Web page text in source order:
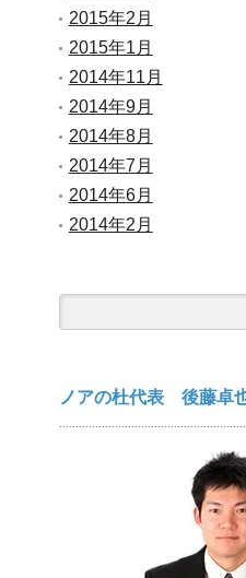
2015年2月
2015年1月
2014年11月
2014年9月
2014年8月
2014年7月
2014年6月
2014年2月
索:
ノアの杜代表 後藤卓